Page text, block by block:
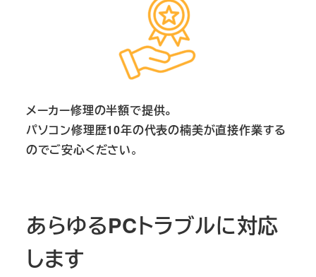
メーカー修理の半額で提供。
パソコン修理歴10年の代表の楠美が直接作業する
のでご安心ください。
あらゆるPCトラブルに対応
します